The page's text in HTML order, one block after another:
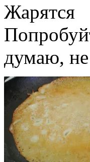
Жарятся
думаю, не